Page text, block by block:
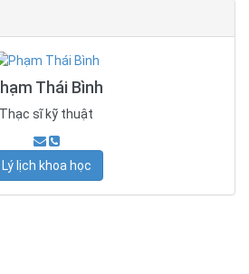
Thái Bình
Thạc sĩ kỹ thuật
Lý lịch khoa học